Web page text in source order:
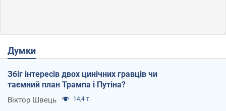
Думки
Збіг інтересів двох цинічних гравців чи
таємний план Трампа і Путіна?
Віктор Швець 14,4 т.